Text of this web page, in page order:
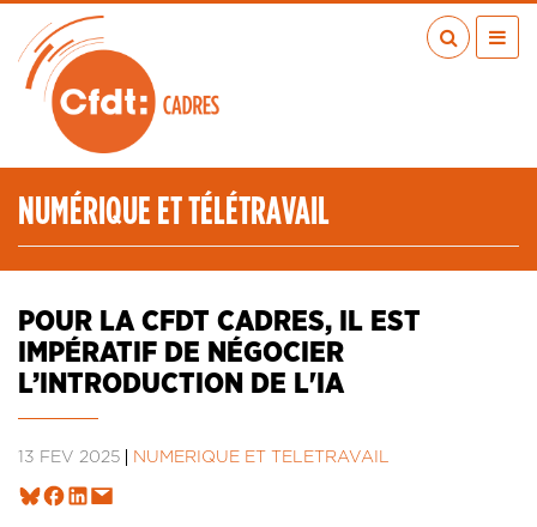
contenu
principal
ACTUALITÉS
PUBLICATIONS
EN RÉGION
QUI SOMMES-NOUS ?
LES TRANSITIONS JUSTES
IA
ESPACE ADHÉRENTS
ADHÉRER
NUMÉRIQUE ET TÉLÉTRAVAIL
POUR LA CFDT CADRES, IL EST
IMPÉRATIF DE NÉGOCIER
L’INTRODUCTION DE L'IA
13 FÉV 2025 NUMÉRIQUE ET TÉLÉTRAVAIL